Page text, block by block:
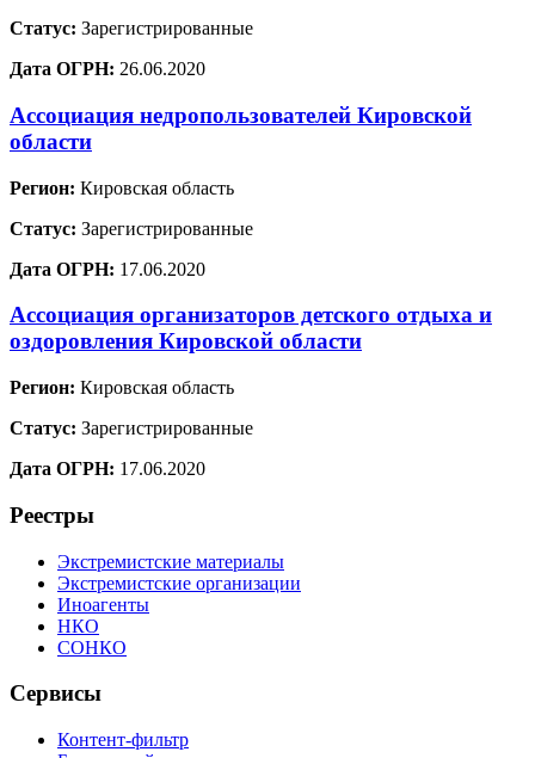
Статус: Зарегистрированные
Дата ОГРН: 26.06.2020
Ассоциация недропользователей Кировской
области
Регион: Кировская область
Статус: Зарегистрированные
Дата ОГРН: 17.06.2020
Ассоциация организаторов детского отдыха и
оздоровления Кировской области
Регион: Кировская область
Статус: Зарегистрированные
Дата ОГРН: 17.06.2020
Реестры
Экстремистские материалы
Экстремистские организации
Иноагенты
НКО
СОНКО
Сервисы
Контент-фильтр